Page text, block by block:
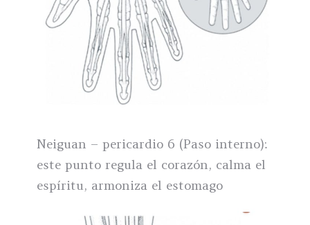
Neiguan – pericardio 6 (Paso interno):
este punto regula el corazón, calma el
espíritu, armoniza el estomago